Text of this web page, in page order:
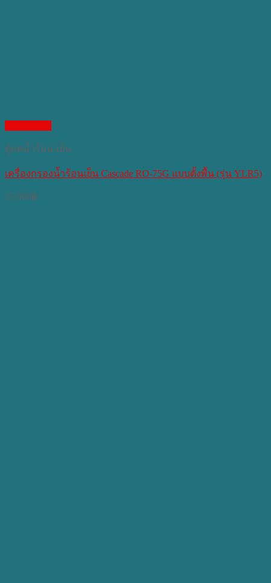
ตู้กดน้ำร้อน-เย็น
เครื่องกรองน้ำร้อนเย็น Cascade RO-75G แบบตั้งพื้น (รุ่น YLR5)
15,900฿